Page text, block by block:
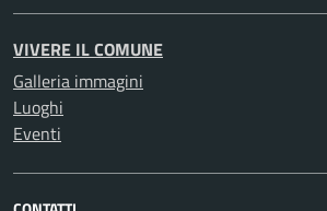
VIVERE IL COMUNE
Galleria immagini
Luoghi
Eventi